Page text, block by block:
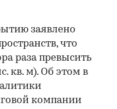
заявлено
что
раза превысить
кв. м). Об этом в
компании